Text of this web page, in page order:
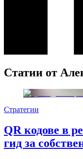
Статии от
Стратегии
QR кодове в
гид за